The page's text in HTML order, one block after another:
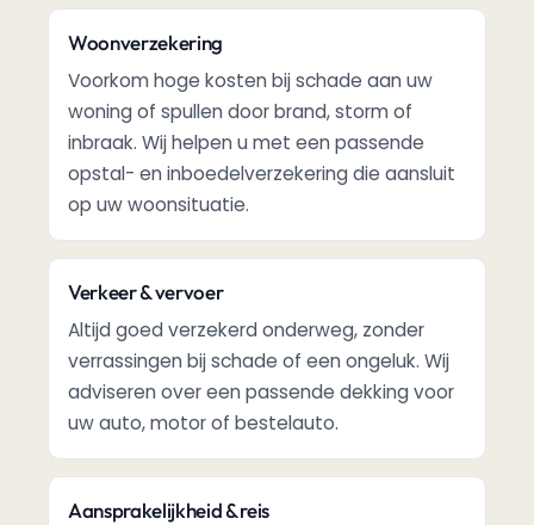
Woonverzekering
Voorkom hoge kosten bij schade aan uw
woning of spullen door brand, storm of
inbraak. Wij helpen u met een passende
opstal- en inboedelverzekering die aansluit
op uw woonsituatie.
Verkeer & vervoer
Altijd goed verzekerd onderweg, zonder
verrassingen bij schade of een ongeluk. Wij
adviseren over een passende dekking voor
uw auto, motor of bestelauto.
Aansprakelijkheid & reis